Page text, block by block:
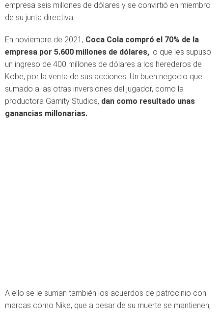
empresa seis millones de dólares y se convirtió en miembro
de su junta directiva.
En noviembre de 2021, Coca Cola compró el 70% de la
empresa por 5.600 millones de dólares, lo que les supuso
un ingreso de 400 millones de dólares a los herederos de
Kobe, por la venta de sus acciones. Un buen negocio que
sumado a las otras inversiones del jugador, como la
productora Garnity Studios, dan como resultado unas
ganancias millonarias.
A ello se le suman también los acuerdos de patrocinio con
marcas como Nike, que a pesar de su muerte se mantienen,